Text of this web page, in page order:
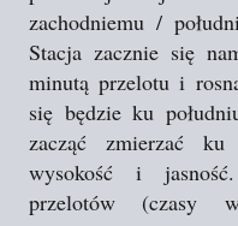
zachodniemu /
Stacja zacznie się
minutą przelotu i
się będzie ku
zacząć zmierzać ku
wysokość i
przelotów (czasy